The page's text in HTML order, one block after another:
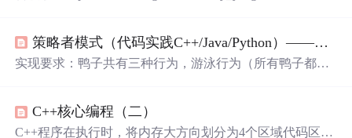
字符流。另外，输入输出流的C++标准规范接口在一些微
妙的细节上都已改进，因此，<iostream>...
策略者模式（代码实践C++/Java/Python）————设计模式学习笔记
实现要求：鸭子共有三种行为，游泳行为（所有鸭子都
（绿头鸭/模型鸭/…）飞行行为和叫声行为可能不一样。此
篇为实现篇下，如果对策略者模式不熟，
C++核心编程（二）
C++程序在执行时，将内存大方向划分为4个区域代码区：